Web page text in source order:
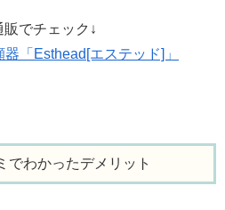
販でチェック↓
「Esthead[エステッド]」
でわかったデメリット